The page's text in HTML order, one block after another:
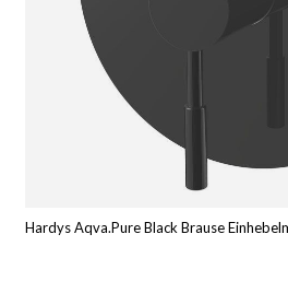
Hardys Aqva.Pure Black Brause